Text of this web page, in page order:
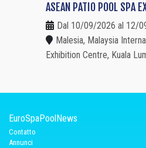
ASEAN PATIO POOL SPA
Dal 10/09/2026 al 12/
Malesia, Malaysia
Exhibition Centre, Kuala
EuroSpaPoolNews
Contatto
Annunci